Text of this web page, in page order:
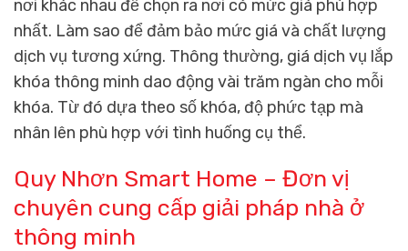
nơi khác nhau để chọn ra nơi có mức giá phù hợp
nhất. Làm sao để đảm bảo mức giá và chất lượng
dịch vụ tương xứng. Thông thường, giá dịch vụ lắp
khóa thông minh dao động vài trăm ngàn cho mỗi
khóa. Từ đó dựa theo số khóa, độ phức tạp mà
nhân lên phù hợp với tình huống cụ thể.
Quy Nhơn Smart Home – Đơn vị
chuyên cung cấp giải pháp nhà ở
thông minh